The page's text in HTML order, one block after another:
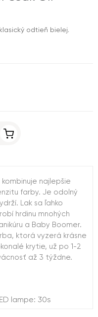
odtieň bielej.
najlepšie
farby. Je odolný
Lak sa ľahko
hrdinu mnohých
a Baby Boomer.
ktorá vyzerá krásne
krytie, už po 1-2
až 3 týždne.
lampe: 30s